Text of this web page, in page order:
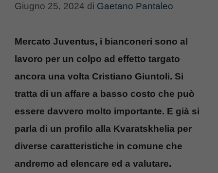
Giugno 25, 2024 di Gaetano Pantaleo
Mercato Juventus, i bianconeri sono al
lavoro per un colpo ad effetto targato
ancora una volta Cristiano Giuntoli. Si
tratta di un affare a basso costo che può
essere davvero molto importante. E già si
parla di un profilo alla Kvaratskhelia per
diverse caratteristiche in comune che
andremo ad elencare ed a valutare.